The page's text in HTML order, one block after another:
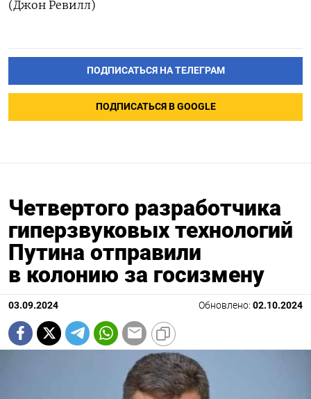
(Джон Ревилл)
ПОДПИСАТЬСЯ НА ТЕЛЕГРАМ
ПОДПИСАТЬСЯ В GOOGLE
Четвертого разработчика
гиперзвуковых технологий
Путина отправили
в колонию за госизмену
03.09.2024 Обновлено: 02.10.2024